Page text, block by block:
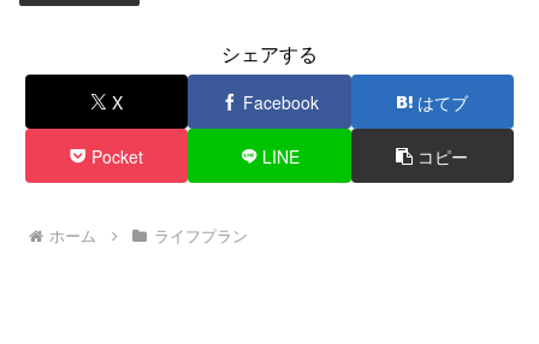
シェアする
X Facebook はてブ
Pocket LINE コピー
ホーム ライフプラン